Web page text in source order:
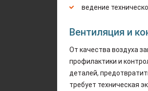
ведение
Вентиляция и
От качества воздуха
профилактики и
деталей,
требует техническая